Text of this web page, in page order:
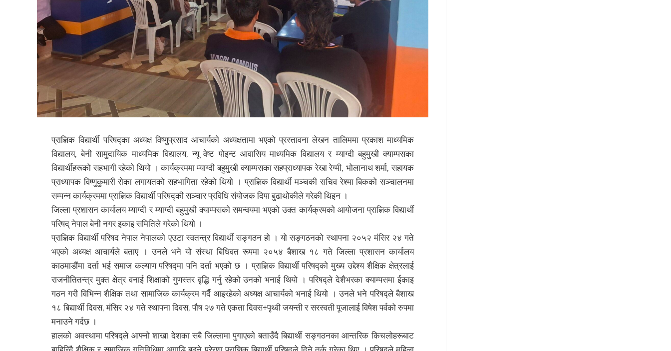
प्राज्ञिक विद्यार्थी परिषद्का अध्यक्ष विष्णुप्रसाद आचार्यको अध्यक्षतामा भएको प्रस्तावना लेखन तालिममा प्रकाश माध्यमिक
विद्यालय, बेनी सामुदायिक माध्यमिक विद्यालय, न्यू वेष्ट पोइन्ट आवासिय माध्यमिक विद्यालय र म्याग्दी बहुमुखी क्याम्पसका
विद्यार्थीहरूको सहभागी रहेको थियो । कार्यक्रममा म्याग्दी बहुमुखी क्याम्पसका सहप्राध्यापक रेखा रेग्मी, भोलानाथ शर्मा, सहायक
प्राध्यापक विष्णुकुमारी रोका लगायतको सहभागिता रहेको थियो । प्राज्ञिक विद्यार्थी मञ्चकी सचिव रेश्मा बिकको सञ्चालनमा
सम्पन्न कार्यक्रममा प्राज्ञिक विद्यार्थी परिषद्की सञ्चार प्रविधि संयोजक दिपा बुढाथोकीले गरेकी थिइन ।
जिल्ला प्रशासन कार्यालय म्याग्दी र म्याग्दी बहुमुखी क्याम्पसको समन्वयमा भएको उक्त कार्यक्रमको आयोजना प्राज्ञिक विद्यार्थी
परिषद् नेपाल बेनी नगर इकाइ समितिले गरेको थियो ।
प्राज्ञिक विद्यार्थी परिषद नेपाल नेपालको एउटा स्वतन्त्र विद्यार्थी सङ्गठन हो । यो सङ्गठनको स्थापना २०५२ मंसिर २४ गते
भएको अध्यक्ष आचार्यले बताए । उनले भने यो संस्था बिधिवत रूपमा २०५४ बैशाख १८ गते जिल्ला प्रशासन कार्यालय
काठमाडौंमा दर्ता भई समाज कल्याण परिषद्मा पनि दर्ता भएको छ । प्राज्ञिक विद्यार्थी परिषद्को मुख्य उद्देश्य शैक्षिक क्षेत्रलाई
राजनीतितन्त्र मुक्त क्षेत्र वनाई शिक्षाको गुणस्तर वृद्धि गर्नु रहेको उनको भनाई थियो । परिषद्ले देशैभरका क्याम्पसमा ईकाइ
गठन गरी विभिन्न शैक्षिक तथा सामाजिक कार्यक्रम गर्दै आइरहेको अध्यक्ष आचार्यको भनाई थियो । उनले भने परिषद्ले बैशाख
१८ बिद्यार्थी दिवस, मंसिर २४ गते स्थापना दिवस, पौष २७ गते एकता दिवस÷पृथ्वी जयन्ती र सरस्वती पूजालाई विषेश पर्वको रुपमा
मनाउने गर्दछ ।
हालको अवस्थामा परिषद्ले आफ्नो शाखा देशका सबै जिल्लामा पुगाएको बताउँदै बिद्यार्थी सङ्गठनका आन्तरिक किचलोहरूबाट